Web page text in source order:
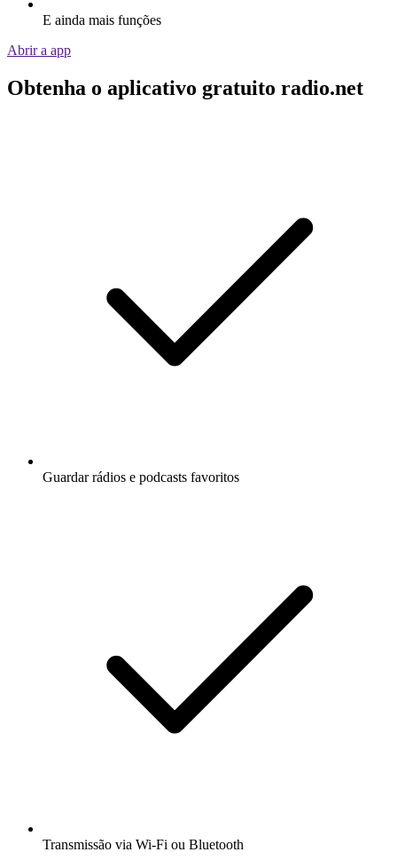
E ainda mais funções
Abrir a app
Obtenha o aplicativo gratuito radio.net
Guardar rádios e podcasts favoritos
Transmissão via Wi-Fi ou Bluetooth